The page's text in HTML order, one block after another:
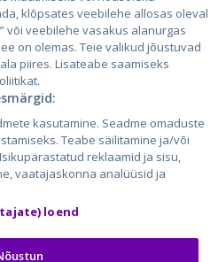
CVbankas.lt
Kainos.lt
Paslaugos.lt
auto24.ee
Osta.ee
KuldneBörs.ee
klõpsates veebilehe allosas oleval
või veebilehe vasakus alanurgas
on olemas. Teie valikud jõustuvad
piires. Lisateabe saamiseks
kasutamine. Seadme omaduste
Teabe säilitamine ja/või
reklaamid ja sisu,
vaatajaskonna analüüsid ja
loend